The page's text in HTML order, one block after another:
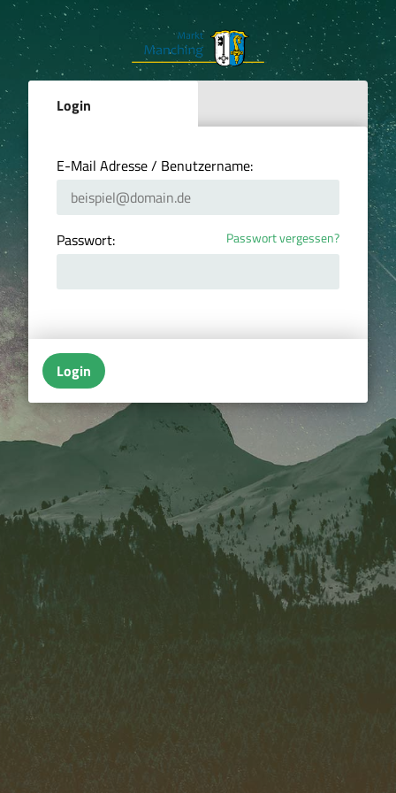
Login
E-Mail Adresse / Benutzername:
Passwort: Passwort vergessen?
Login